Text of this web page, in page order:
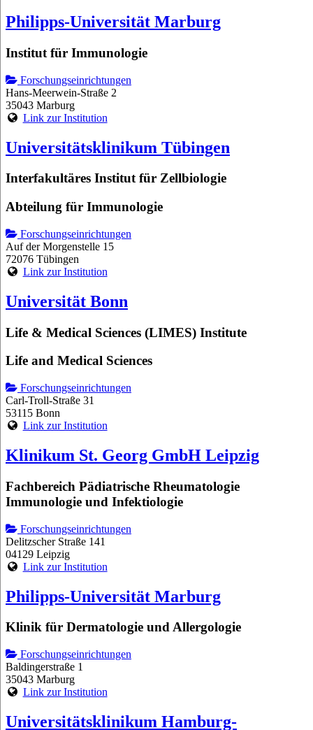
Philipps-Universität Marburg
Institut für Immunologie
Forschungseinrichtungen
Hans-Meerwein-Straße 2
35043 Marburg
Link zur Institution
Universitätsklinikum Tübingen
Interfakultäres Institut für Zellbiologie
Abteilung für Immunologie
Forschungseinrichtungen
Auf der Morgenstelle 15
72076 Tübingen
Link zur Institution
Universität Bonn
Life & Medical Sciences (LIMES) Institute
Life and Medical Sciences
Forschungseinrichtungen
Carl-Troll-Straße 31
53115 Bonn
Link zur Institution
Klinikum St. Georg GmbH Leipzig
Fachbereich Pädiatrische Rheumatologie
Immunologie und Infektiologie
Forschungseinrichtungen
Delitzscher Straße 141
04129 Leipzig
Link zur Institution
Philipps-Universität Marburg
Klinik für Dermatologie und Allergologie
Forschungseinrichtungen
Baldingerstraße 1
35043 Marburg
Link zur Institution
Universitätsklinikum Hamburg-